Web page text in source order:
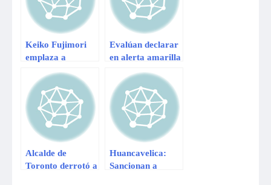
Keiko Fujimori
emplaza a
solucionar
problemas del
sector salud
Evalúan declarar
en alerta amarilla
a Lambayeque
Alcalde de
Toronto derrotó a
Huancavelica:
Sancionan a